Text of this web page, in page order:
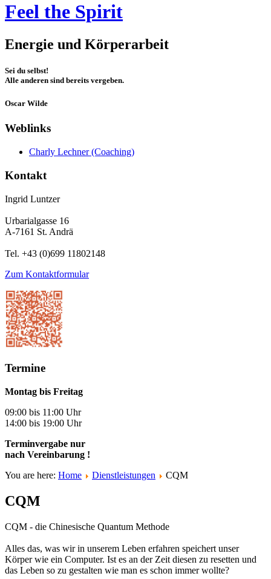
Feel the Spirit
Energie und Körperarbeit
Sei du selbst!
Alle anderen sind bereits vergeben.
Oscar Wilde
Weblinks
Charly Lechner (Coaching)
Kontakt
Ingrid Luntzer
Urbarialgasse 16
A-7161 St. Andrä
Tel. +43 (0)699 11802148
Zum Kontaktformular
Termine
Montag bis Freitag
09:00 bis 11:00 Uhr
14:00 bis 19:00 Uhr
Terminvergabe nur
nach Vereinbarung !
You are here: Home Dienstleistungen CQM
CQM
CQM - die Chinesische Quantum Methode
Alles das, was wir in unserem Leben erfahren speichert unser
Körper wie ein Computer. Ist es an der Zeit diesen zu resetten und
das Leben so zu gestalten wie man es schon immer wollte?